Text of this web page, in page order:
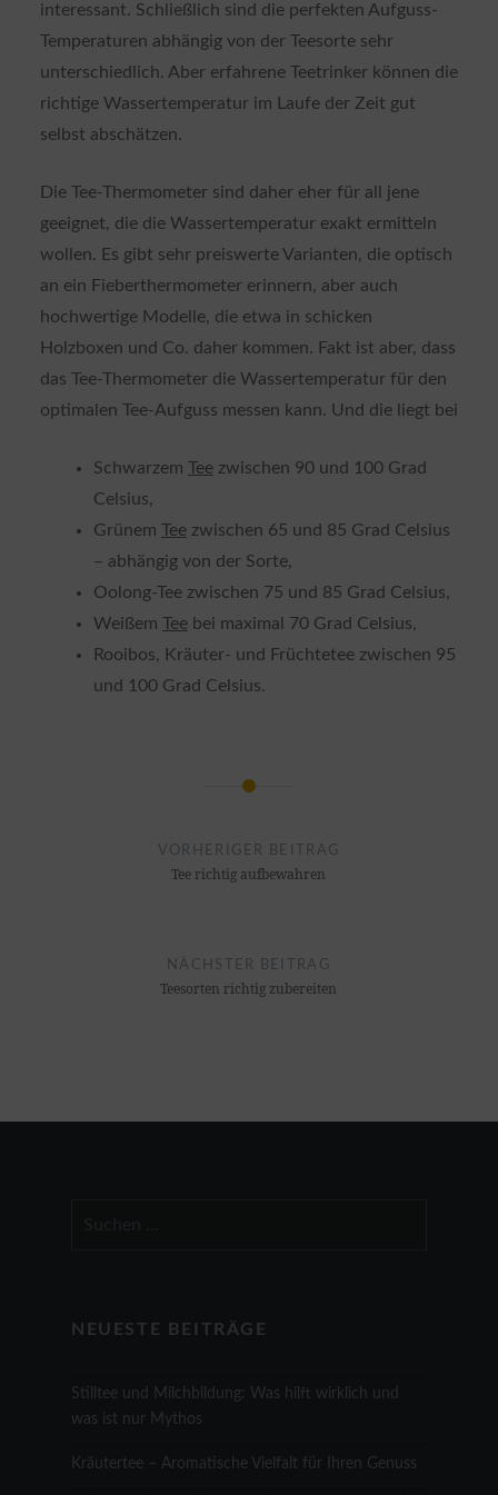
interessant. Schließlich sind die perfekten Aufguss-
Temperaturen abhängig von der Teesorte sehr
unterschiedlich. Aber erfahrene Teetrinker können die
richtige Wassertemperatur im Laufe der Zeit gut
selbst abschätzen.
Die Tee-Thermometer sind daher eher für all jene
geeignet, die die Wassertemperatur exakt ermitteln
wollen. Es gibt sehr preiswerte Varianten, die optisch
an ein Fieberthermometer erinnern, aber auch
hochwertige Modelle, die etwa in schicken
Holzboxen und Co. daher kommen. Fakt ist aber, dass
das Tee-Thermometer die Wassertemperatur für den
optimalen Tee-Aufguss messen kann. Und die liegt bei
Schwarzem Teezwischen 90 und 100 Grad
Celsius,
Grünem Teezwischen 65 und 85 Grad Celsius
– abhängig von der Sorte,
Oolong-Tee zwischen 75 und 85 Grad Celsius,
Weißem Teebei maximal 70 Grad Celsius,
Rooibos, Kräuter- und Früchtetee zwischen 95
und 100 Grad Celsius.
Beitragsnavigation
VORHERIGER BEITRAG
Tee richtig aufbewahren
NÄCHSTER BEITRAG
Teesorten richtig zubereiten
NEUESTE BEITRÄGE
Stilltee und Milchbildung: Was hilft wirklich und
was ist nur Mythos
Kräutertee – Aromatische Vielfalt für Ihren Genuss